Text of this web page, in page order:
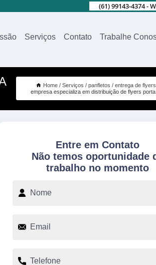
(61) 99143-4374 -
Serviços Contato Trabalhe
Home Serviços panfletos
entrega de
empresa especializa em distribuição de flyers
Entre em Contato
Não temos oportunidade
trabalho no momento